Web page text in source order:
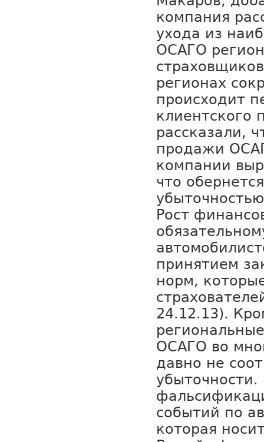
компания
ухода из
ОСАГО
регионах
происходит
клиентского
рассказали,
продажи
компании
что
Рост
принятием
норм,
24.12.13).
ОСАГО во
давно не
событий по
которая